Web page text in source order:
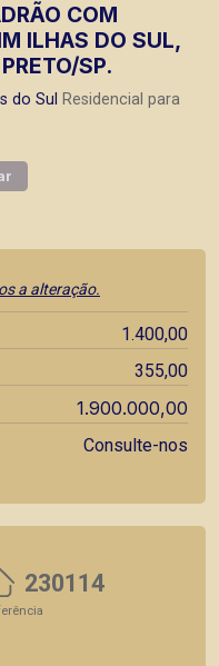
COM
ILHAS DO SUL,
SP.
do Sul Residencial para
a alteração.
1.400,00
355,00
1.900.000,00
Consulte-nos
230114